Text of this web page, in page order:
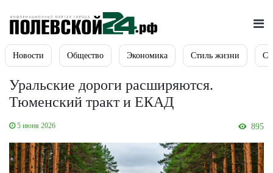
Новости Общество Экономика Стиль жизни
Уральские дороги расширяются.
Тюменский тракт и ЕКАД
5 июня 2026 895